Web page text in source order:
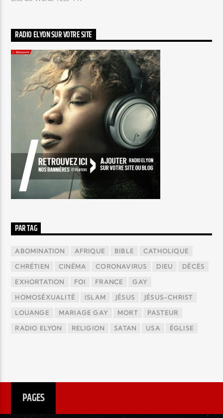
RADIO ELYON SUR VOTRE SITE
PAR TAG
ABOMINATION AFRIQUE BIBLE CATHOLIQUE
CHRÉTIEN CINÉMA CORONAVIRUS DIEU DÉCÈS
EXHORTATION FOI FRANCE GAY
HOMOSÉXUALITÉ ISLAM JÉSUS JÉSUS-CHRIST
LOUANGE MARIAGE GAY MORT PASTEUR
RADIO ELYON RELIGION SATAN USA ÉGLISE
PAGES